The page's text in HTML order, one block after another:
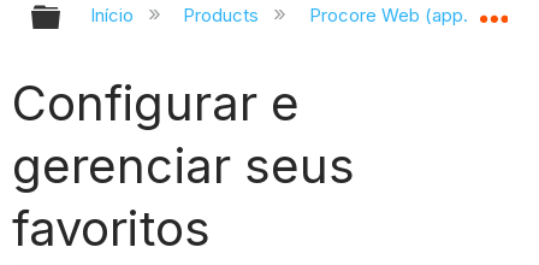
Expandir/recolher hierarquia
Início Products Procore Web
Configurar e
gerenciar seus
favoritos